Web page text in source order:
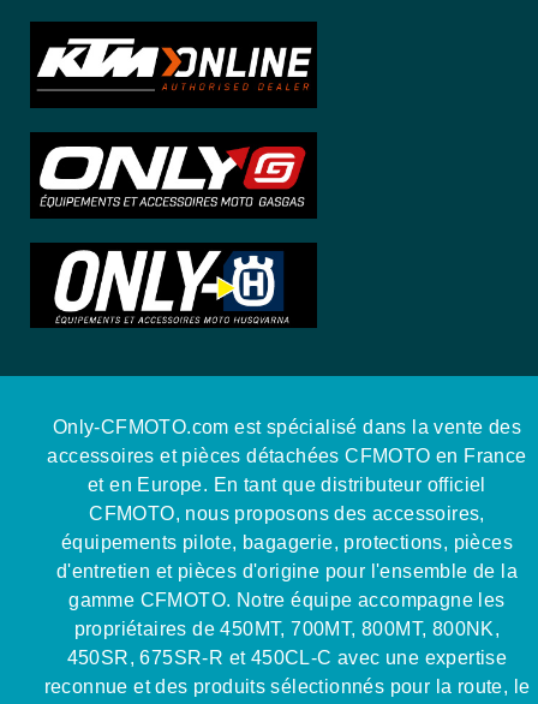
Only-CFMOTO.com est spécialisé dans la vente des
accessoires et pièces détachées CFMOTO en France
et en Europe. En tant que distributeur officiel
CFMOTO, nous proposons des accessoires,
équipements pilote, bagagerie, protections, pièces
d'entretien et pièces d'origine pour l'ensemble de la
gamme CFMOTO. Notre équipe accompagne les
propriétaires de 450MT, 700MT, 800MT, 800NK,
450SR, 675SR-R et 450CL-C avec une expertise
reconnue et des produits sélectionnés pour la route, le